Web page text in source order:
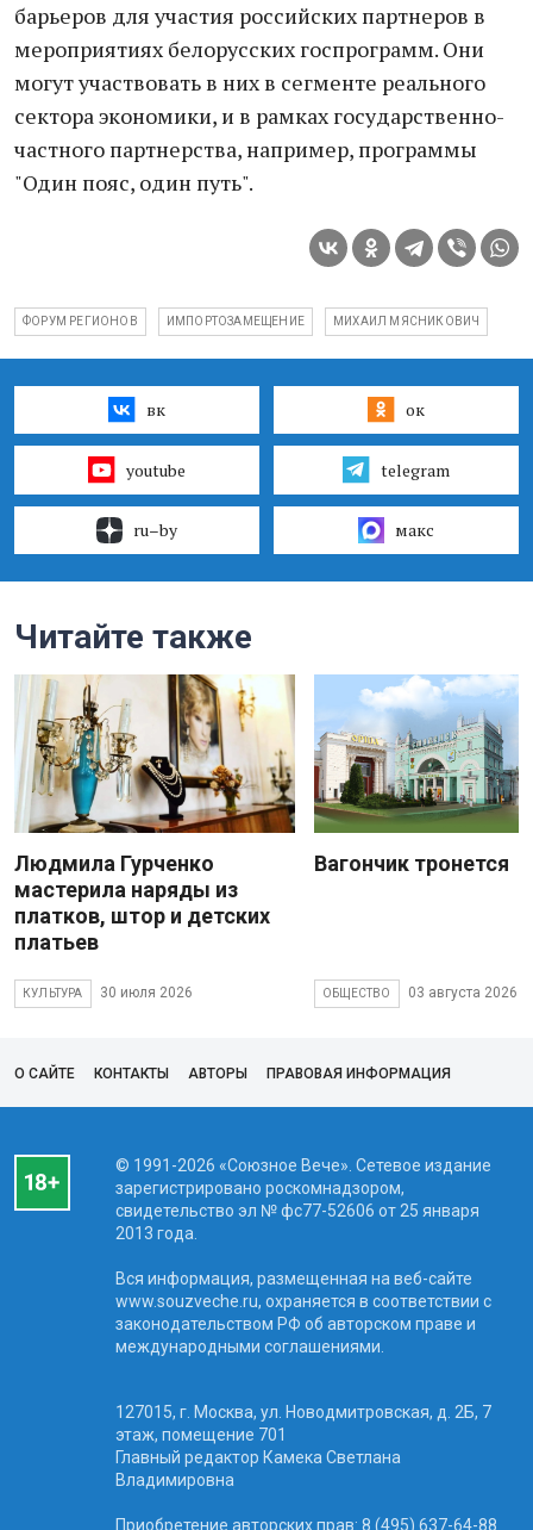
барьеров для участия российских партнеров в
мероприятиях белорусских госпрограмм. Они
могут участвовать в них в сегменте реального
сектора экономики, и в рамках государственно-
частного партнерства, например, программы
"Один пояс, один путь".
ФОРУМ РЕГИОНОВ ИМПОРТОЗАМЕЩЕНИЕ МИХАИЛ МЯСНИКОВИЧ
вк ок
youtube telegram
ru–by макс
Читайте также
Людмила Гурченко
мастерила наряды из
платков, штор и детских
платьев
КУЛЬТУРА 30 июля 2026
Вагончик тронется
ОБЩЕСТВО 03 августа 2026
О САЙТЕ КОНТАКТЫ АВТОРЫ ПРАВОВАЯ ИНФОРМАЦИЯ
© 1991-2026 «Союзное Вече». Сетевое издание
зарегистрировано роскомнадзором,
свидетельство эл № фc77-52606 от 25 января
2013 года.
Вся информация, размещенная на веб-сайте
www.souzveche.ru, охраняется в соответствии с
законодательством РФ об авторском праве и
международными соглашениями.
127015, г. Москва, ул. Новодмитровская, д. 2Б, 7
этаж, помещение 701
Главный редактор Камека Светлана
Владимировна
Приобретение авторских прав: 8 (495) 637-64-88